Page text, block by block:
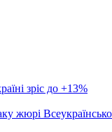
зріс до +13%
жюрі